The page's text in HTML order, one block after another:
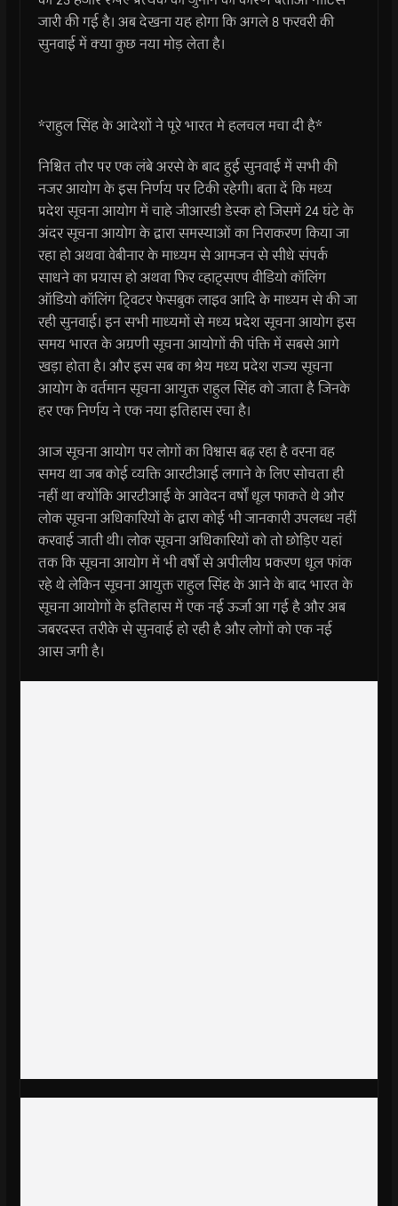
जारी की गई है। अब देखना यह होगा कि अगले 8 फरवरी की
सुनवाई में क्या कुछ नया मोड़ लेता है।
*राहुल सिंह के आदेशों ने पूरे भारत मे हलचल मचा दी है*
निश्चित तौर पर एक लंबे अरसे के बाद हुई सुनवाई में सभी की
नजर आयोग के इस निर्णय पर टिकी रहेगी। बता दें कि मध्य
प्रदेश सूचना आयोग में चाहे जीआरडी डेस्क हो जिसमें 24 घंटे के
अंदर सूचना आयोग के द्वारा समस्याओं का निराकरण किया जा
रहा हो अथवा वेबीनार के माध्यम से आमजन से सीधे संपर्क
साधने का प्रयास हो अथवा फिर व्हाट्सएप वीडियो कॉलिंग
ऑडियो कॉलिंग टि्वटर फेसबुक लाइव आदि के माध्यम से की जा
रही सुनवाई। इन सभी माध्यमों से मध्य प्रदेश सूचना आयोग इस
समय भारत के अग्रणी सूचना आयोगों की पंक्ति में सबसे आगे
खड़ा होता है। और इस सब का श्रेय मध्य प्रदेश राज्य सूचना
आयोग के वर्तमान सूचना आयुक्त राहुल सिंह को जाता है जिनके
हर एक निर्णय ने एक नया इतिहास रचा है।
आज सूचना आयोग पर लोगों का विश्वास बढ़ रहा है वरना वह
समय था जब कोई व्यक्ति आरटीआई लगाने के लिए सोचता ही
नहीं था क्योंकि आरटीआई के आवेदन वर्षों धूल फाकते थे और
लोक सूचना अधिकारियों के द्वारा कोई भी जानकारी उपलब्ध नहीं
करवाई जाती थी। लोक सूचना अधिकारियों को तो छोड़िए यहां
तक कि सूचना आयोग में भी वर्षों से अपीलीय प्रकरण धूल फांक
रहे थे लेकिन सूचना आयुक्त राहुल सिंह के आने के बाद भारत के
सूचना आयोगों के इतिहास में एक नई ऊर्जा आ गई है और अब
जबरदस्त तरीके से सुनवाई हो रही है और लोगों को एक नई
आस जगी है।